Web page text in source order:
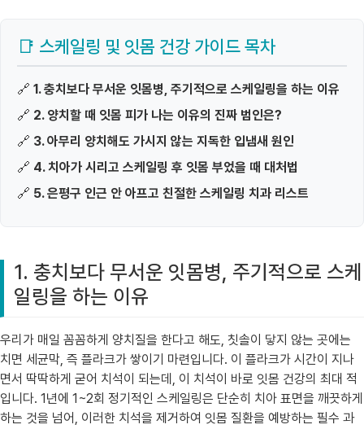
📑 스케일링 및 잇몸 건강 가이드 목차
🔗 1. 충치보다 무서운 잇몸병, 주기적으로 스케일링을 하는 이유
🔗 2. 양치할 때 잇몸 피가 나는 이유의 진짜 범인은?
🔗 3. 아무리 양치해도 가시지 않는 지독한 입냄새 원인
🔗 4. 치아가 시리고 스케일링 후 잇몸 부었을 때 대처법
🔗 5. 은평구 인근 안 아프고 친절한 스케일링 치과 리스트
1. 충치보다 무서운 잇몸병, 주기적으로 스케
일링을 하는 이유
우리가 매일 꼼꼼하게 양치질을 한다고 해도, 칫솔이 닿지 않는 곳에는
치면 세균막, 즉 플라크가 쌓이기 마련입니다. 이 플라크가 시간이 지나
면서 딱딱하게 굳어 치석이 되는데, 이 치석이 바로 잇몸 건강의 최대 적
입니다. 1년에 1~2회 정기적인 스케일링은 단순히 치아 표면을 깨끗하게
하는 것을 넘어, 이러한 치석을 제거하여 잇몸 질환을 예방하는 필수 과